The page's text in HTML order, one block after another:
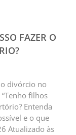
FAZER O
divórcio no
filhos
Entenda
e o que
Atualizado às